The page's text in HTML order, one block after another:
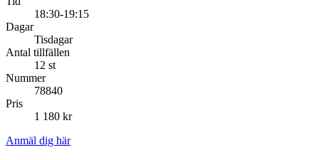
18:30-19:15
Dagar
Tisdagar
Antal tillfällen
12 st
Nummer
78840
Pris
1 180 kr
Anmäl dig här